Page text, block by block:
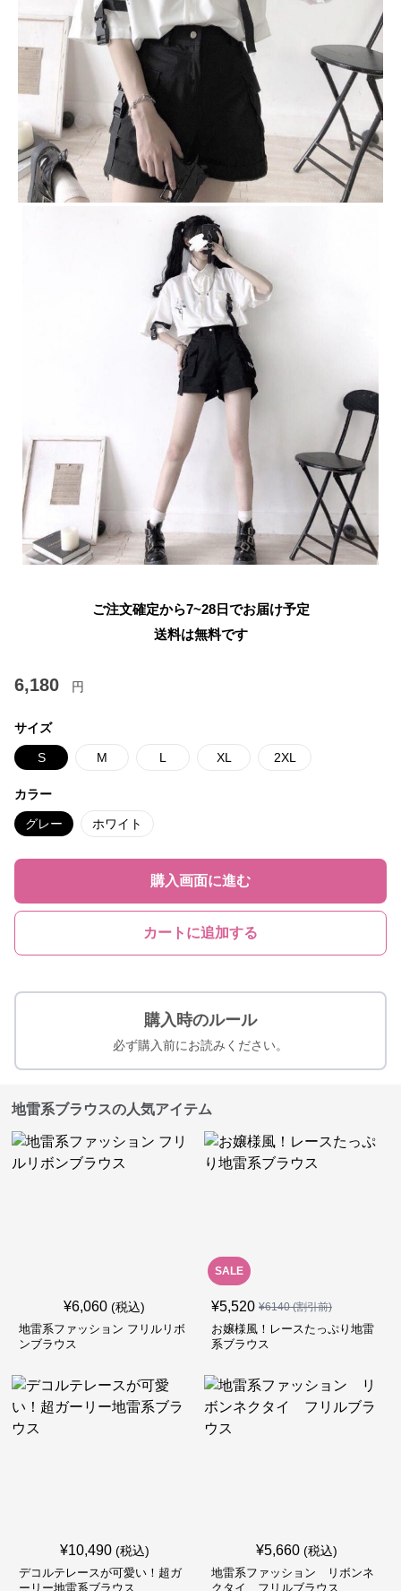
ご注文確定から7~28日でお届け予定
送料は無料です
6,180 円
サイズ
S M L XL 2XL
カラー
グレー ホワイト
購入画面に進む
カートに追加する
購入時のルール
必ず購入前にお読みください。
地雷系ブラウスの人気アイテム
¥6,060 (税込)
地雷系ファッション フリルリボ
ンブラウス
SALE
¥5,520 ¥6140(割引前)
お嬢様風！レースたっぷり地雷
系ブラウス
¥10,490 (税込)
デコルテレースが可愛い！超ガ
ーリー地雷系ブラウス
¥5,660 (税込)
地雷系ファッション リボンネ
クタイ フリルブラウス